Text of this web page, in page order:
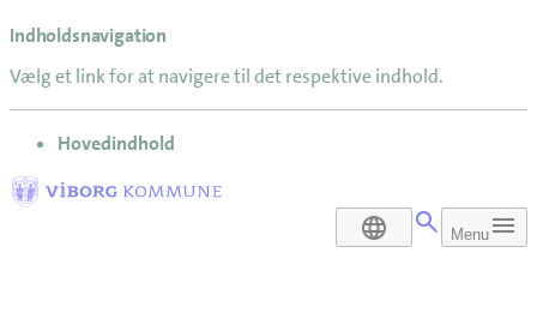
Indholdsnavigation
Vælg et link for at navigere til det respektive indhold.
gå til
Hovedindhold
DA Menu